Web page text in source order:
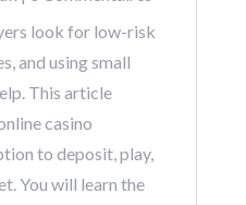
look for low-risk
and using small
This article
casino
to deposit, play,
You will learn the